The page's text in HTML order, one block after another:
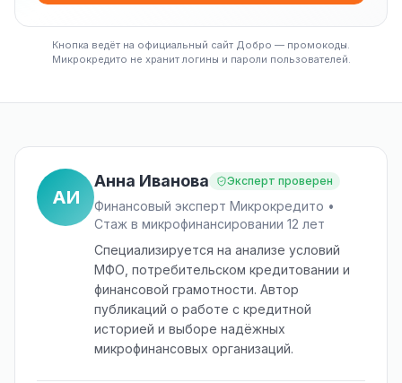
Кнопка ведёт на официальный сайт Добро — промокоды.
Микрокредито не хранит логины и пароли пользователей.
АИ
Анна Иванова Эксперт проверен
Финансовый эксперт Микрокредито •
Стаж в микрофинансировании 12 лет
Специализируется на анализе условий
МФО, потребительском кредитовании и
финансовой грамотности. Автор
публикаций о работе с кредитной
историей и выборе надёжных
микрофинансовых организаций.